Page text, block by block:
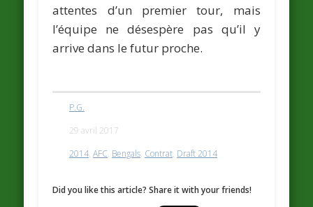
attentes d’un premier tour, mais
l’équipe ne désespère pas qu’il y
arrive dans le futur proche.
P.G.
29 avril 2017
2014,AFC, Bengals, Contrat, Draft 2014
Did you like this article? Share it with your friends!